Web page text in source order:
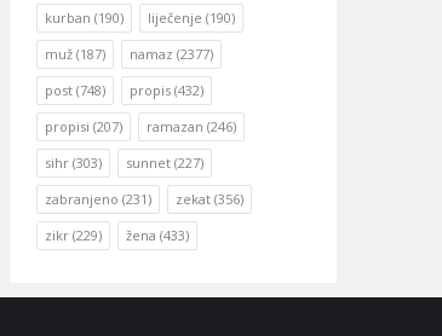
kurban (190) liječenje (190)
muž (187) namaz (2377)
post (748) propis (432)
propisi (207) ramazan (246)
sihr (303) sunnet (227)
zabranjeno (231) zekat (356)
zikr (229) žena (433)